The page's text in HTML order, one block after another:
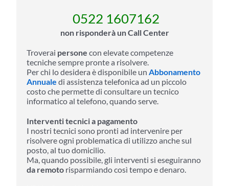
0522 1607162
non risponderà un Call Center
Troverai persone con elevate competenze
tecniche sempre pronte a risolvere.
Per chi lo desidera è disponibile un Abbonamento
Annuale di assistenza telefonica ad un piccolo
costo che permette di consultare un tecnico
informatico al telefono, quando serve.
Interventi tecnici a pagamento
I nostri tecnici sono pronti ad intervenire per
risolvere ogni problematica di utilizzo anche sul
posto, al tuo domicilio.
Ma, quando possibile, gli interventi si eseguiranno
da remoto risparmiando così tempo e denaro.